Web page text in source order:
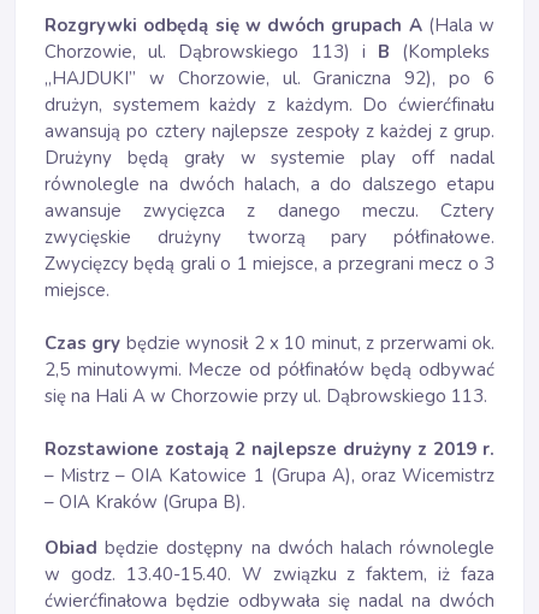
Rozgrywki odbędą się w dwóch grupach A (Hala w
Chorzowie, ul. Dąbrowskiego 113) i B (Kompleks
„HAJDUKI” w Chorzowie, ul. Graniczna 92), po 6
drużyn, systemem każdy z każdym. Do ćwierćfinału
awansują po cztery najlepsze zespoły z każdej z grup.
Drużyny będą grały w systemie play off nadal
równolegle na dwóch halach, a do dalszego etapu
awansuje zwycięzca z danego meczu. Cztery
zwycięskie drużyny tworzą pary półfinałowe.
Zwycięzcy będą grali o 1 miejsce, a przegrani mecz o 3
miejsce.
Czas gry będzie wynosił 2 x 10 minut, z przerwami ok.
2,5 minutowymi. Mecze od półfinałów będą odbywać
się na Hali A w Chorzowie przy ul. Dąbrowskiego 113.
Rozstawione zostają 2 najlepsze drużyny z 2019 r.
– Mistrz – OIA Katowice 1 (Grupa A), oraz Wicemistrz
– OIA Kraków (Grupa B).
Obiad będzie dostępny na dwóch halach równolegle
w godz. 13.40-15.40. W związku z faktem, iż faza
ćwierćfinałowa będzie odbywała się nadal na dwóch